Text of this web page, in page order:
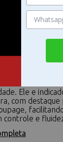
Marte
Ele e
com
controle e